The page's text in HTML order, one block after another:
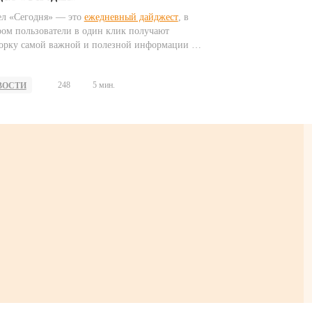
«Сегодня» — это ежедневный дайджест, в
пользователи в один клик получают
самой важной и полезной информации на
ключевых событий и материалов.
248 5 мин.